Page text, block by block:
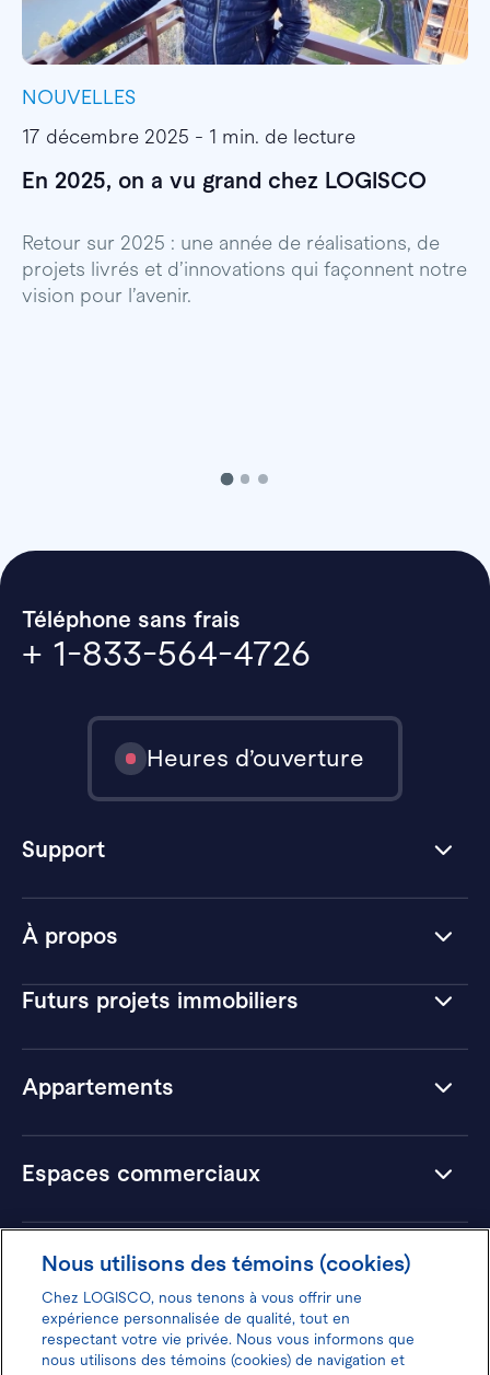
NOUVELLES
17 décembre 2025 - 1 min. de lecture
En 2025, on a vu grand chez LOGISCO
Retour sur 2025 : une année de réalisations, de
projets livrés et d’innovations qui façonnent notre
vision pour l’avenir.
À propos
Futurs projets immobiliers
Appartements
Espaces commerciaux
Hôtels
Téléphone sans frais
+ 1-833-564-4726
Heures d’ouverture
Support
Nous utilisons des témoins (cookies)
Chez LOGISCO, nous tenons à vous offrir une
expérience personnalisée de qualité, tout en
respectant votre vie privée. Nous vous informons que
nous utilisons des témoins (cookies) de navigation et